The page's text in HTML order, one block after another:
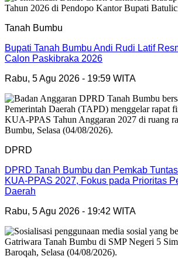
Tanah Bumbu
Bupati Tanah Bumbu Andi Rudi Latif
Calon Paskibraka 2026
Rabu, 5 Agu 2026 - 19:59 WITA
DPRD
DPRD Tanah Bumbu dan Pemkab
KUA-PPAS 2027, Fokus pada Prioritas
Daerah
Rabu, 5 Agu 2026 - 19:42 WITA